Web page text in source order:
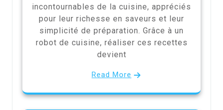
incontournables de la cuisine, appréciés
pour leur richesse en saveurs et leur
simplicité de préparation. Grâce à un
robot de cuisine, réaliser ces recettes
devient
Read More